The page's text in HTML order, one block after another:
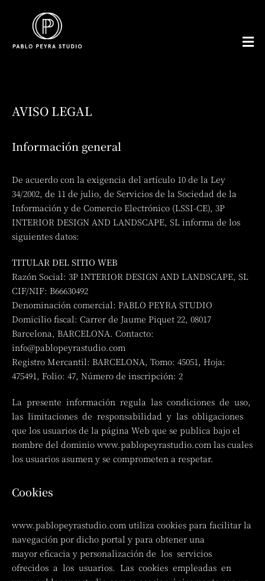
AVISO LEGAL
Información general
De acuerdo con la exigencia del artículo 10 de la Ley
34/2002, de 11 de julio, de Servicios de la Sociedad de la
Información y de Comercio Electrónico (LSSI-CE), 3P
INTERIOR DESIGN AND LANDSCAPE, SL informa de los
siguientes datos:
TITULAR DEL SITIO WEB
Razón Social: 3P INTERIOR DESIGN AND LANDSCAPE, SL
CIF/NIF: B66630492
Denominación comercial: PABLO PEYRA STUDIO
Domicilio fiscal: Carrer de Jaume Piquet 22, 08017
Barcelona, BARCELONA. Contacto:
info@pablopeyrastudio.com
Registro Mercantil: BARCELONA, Tomo: 45051, Hoja:
475491, Folio: 47, Número de inscripción: 2
La presente información regula las condiciones de uso,
las limitaciones de responsabilidad y las obligaciones
que los usuarios de la página Web que se publica bajo el
nombre del dominio www.pablopeyrastudio.com las cuales
los usuarios asumen y se comprometen a respetar.
Cookies
www.pablopeyrastudio.com utiliza cookies para facilitar la
navegación por dicho portal y para obtener una
mayor eficacia y personalización de los servicios
ofrecidos a los usuarios. Las cookies empleadas en